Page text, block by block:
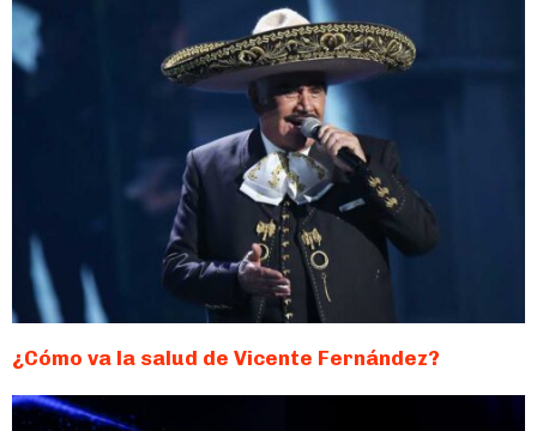
¿Cómo va la salud de Vicente Fernández?